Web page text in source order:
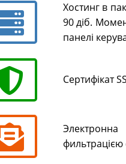
Хостинг в
90 діб.
панелі
Сертифікат
Электронна